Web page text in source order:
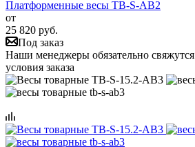
Платформенные весы TB-S-AB2
от
25 820 руб.
Под заказ
Наши менеджеры обязательно
условия заказа